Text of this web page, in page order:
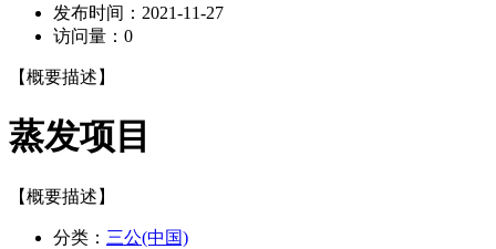
发布时间： 2021-11-27
访问量： 0
【概要描述】
蒸发项目
【概要描述】
分类： 三公(中国)